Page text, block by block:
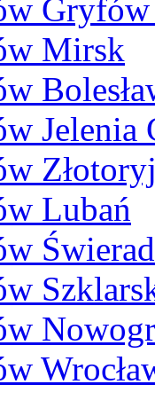
Mirsk
Jelenia
Lubań